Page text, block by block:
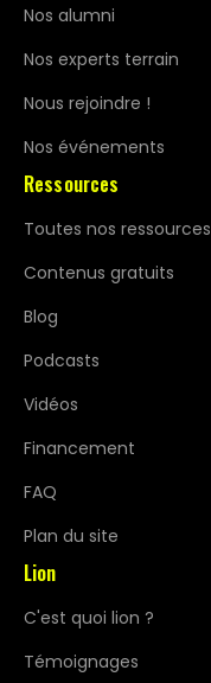
Nos alumni
Nos experts terrain
Nous rejoindre !
Nos événements
Ressources
Toutes nos ressources
Contenus gratuits
Blog
Podcasts
Vidéos
Financement
FAQ
Plan du site
Lion
C'est quoi lion ?
Témoignages